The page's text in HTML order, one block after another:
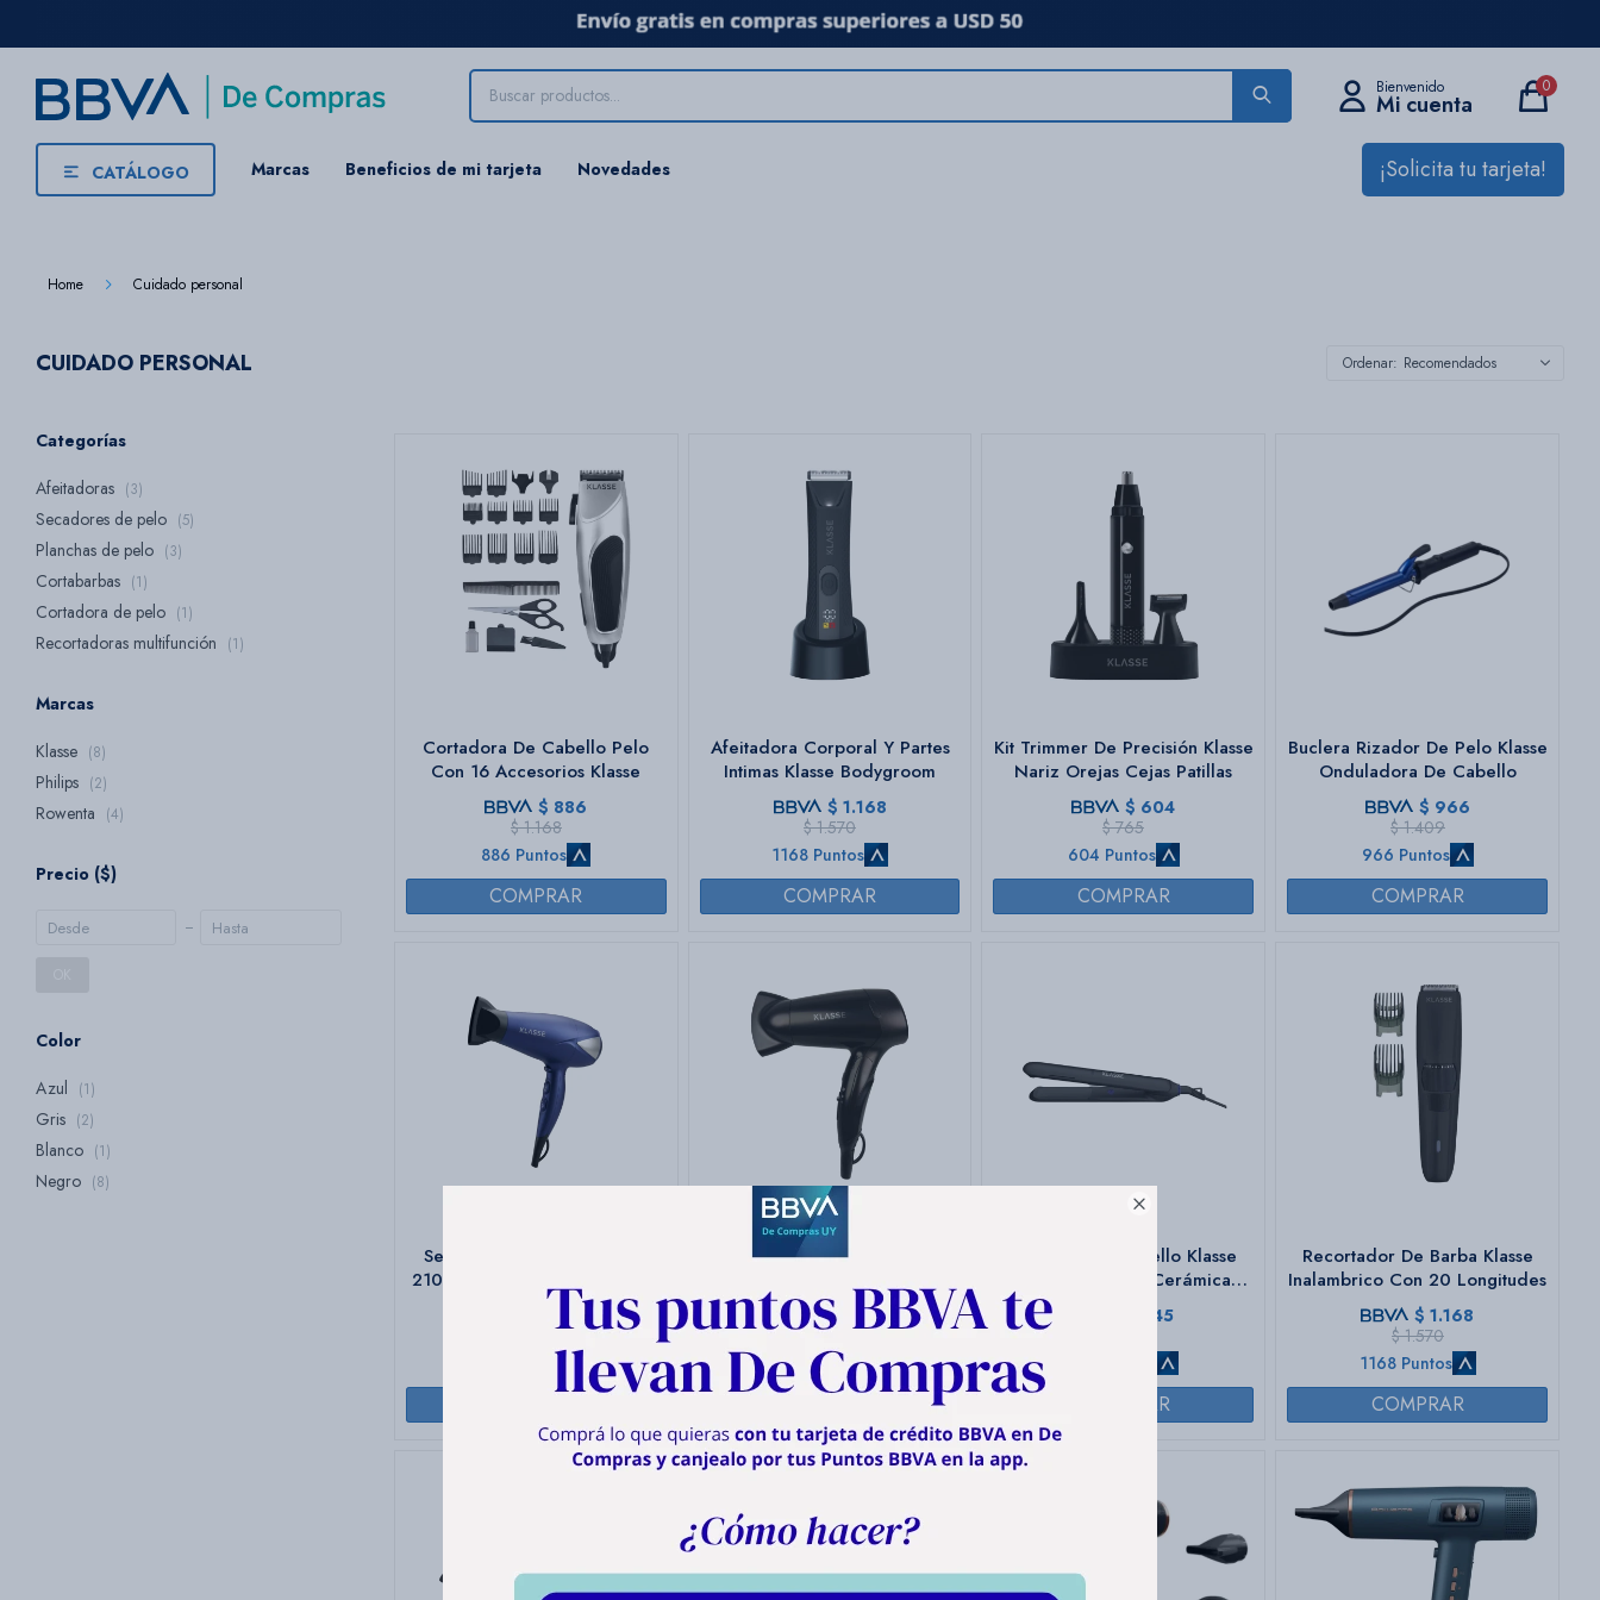

CATÁLOGO Marcas Beneficios de mi tarjeta Novedades ¡Solicita tu tarjeta!
0
Home Cuidado personal
CUIDADO PERSONAL Recomendados
Cortadora De Cabello Pelo
Con 16 Accesorios Klasse
$ 886
$ 1.168
886 Puntos
Afeitadora Corporal Y Partes
Intimas Klasse Bodygroom
$ 1.168
$ 1.570
1168 Puntos
Kit Trimmer De Precisión Klasse
Nariz Orejas Cejas Patillas
$ 604
$ 765
604 Puntos
Buclera Rizador De Pelo Klasse
Onduladora De Cabello
$ 966
$ 1.409
966 Puntos
Secador De Cabello Klasse
2100w Con Boquilla Y Difusor
1.570
2.375
1570 Puntos
Secador De Cabello Plegrable
$
966
$ 1.570
966 Puntos
Planchita De Cabello Klasse
Con Tecnologia Cerámica
845
Recortador De Barba Klasse
Inalambrico Con 20 Longitudes
$ 1.168
$ 1.570
1168 Puntos
Categorías
Afeitadoras (3)
Secadores de pelo (5)
Planchas de pelo (3)
Cortabarbas (1)
Cortadora de pelo (1)
Recortadoras multifunción (1)
Marcas
Klasse (8)
Philips (2)
Rowenta (4)
Precio ($)
Color
Azul
(1)
Gris (2)
Blanco (1)
Negro (8)